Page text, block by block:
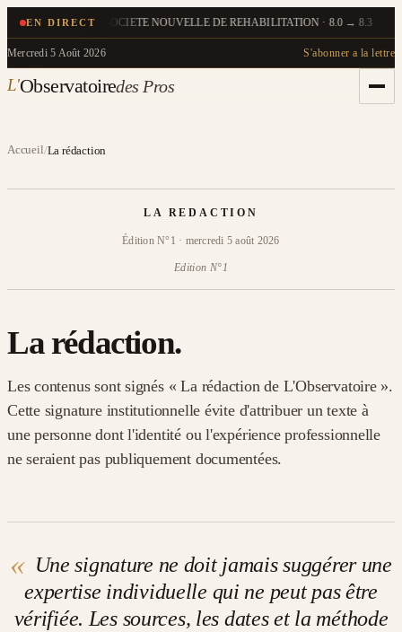
EN DIRECT
Score recalculé·SOCIETE NOUVELLE DE REHABILITATION · 8.0 → 8.3 08:50
Mercredi 5 Août 2026 S'abonner a la lettre
L'Observatoiredes Pros
Accueil/La rédaction
LA REDACTION
Édition N°1 · mercredi 5 août 2026
Edition N°1
La rédaction.
Les contenus sont signés « La rédaction de L'Observatoire ».
Cette signature institutionnelle évite d'attribuer un texte à
une personne dont l'identité ou l'expérience professionnelle
ne seraient pas publiquement documentées.
« Une signature ne doit jamais suggérer une
expertise individuelle qui ne peut pas être
vérifiée. Les sources, les dates et la méthode